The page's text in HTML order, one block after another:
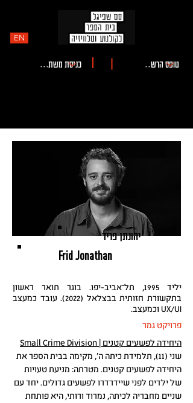
EN
יהונתן פריד
Frid Jonathan
יליד 1995, תל־אביב-יפו. בוגר תואר ראשון
בתקשורת חזותית בבצלאל (2022). עובד כמעצב
UX/UI וכמעצב.
פרויקט גמר
היחידה לפשעים קטנים | Small Crime Division
שני (11), תלמידת כיתה ה', מקימה בבית הספר את
היחידה לפשעים קטנים. מטרתה: מניעת טעויות
של ילדים לפני שיידרדרו לפשעים גדולים. יחד עם
שניים מחבריה לכיתה, נמרוד ורותי, היא פותחת